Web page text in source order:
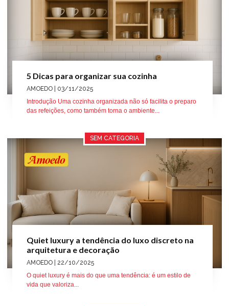
5 Dicas para organizar sua cozinha
AMOEDO | 03/11/2025
Introdução Uma cozinha organizada não só facilita o preparo
das refeições, como também torna o ambiente...
SEM CATEGORIA
Quiet luxury a tendência do luxo discreto na
arquitetura e decoração
AMOEDO | 22/10/2025
O quiet luxury é mais do que uma tendência: é um estilo de
vida que valoriza...